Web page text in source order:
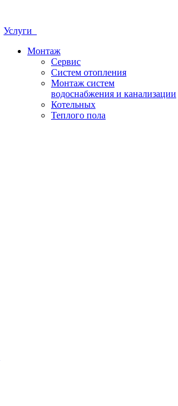
Услуги
Монтаж
Сервис
Систем отопления
Монтаж систем
водоснабжения и канализации
Котельных
Теплого пола